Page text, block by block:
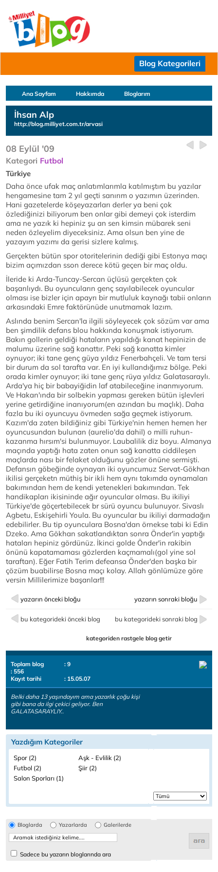
Blog Kategorileri
Ana Sayfam Hakkımda Bloglarım
İhsan Alp
http://blog.milliyet.com.tr/arvasi
08 Eylül '09
Kategori Futbol
Türkiye
Daha önce ufak maç anlatımlarımla katılmıştım bu yazılar
hengamesine tam 2 yıl geçti sanırım o yazımın üzerinden.
Hani gazetelerde köşeyazarları derler ya beni çok
özlediğinizi biliyorum ben onlar gibi demeyi çok isterdim
ama ne yazık ki hepiniz şu an sen kimsin mübarek seni
neden özleyelim diyeceksiniz. Ama olsun ben yine de
yazayım yazımı da gerisi sizlere kalmış.
Gerçekten bütün spor otoritelerinin dediği gibi Estonya maçı
bizim açımızdan sson derece kötü geçen bir maç oldu.
İleride ki Arda-Tuncay-Sercan üçlüsü gerçekten çok
başarılıydı. Bu oyuncuların genç sayılabilecek oyuncular
olması ise bizler için apayrı bir mutluluk kaynağı tabii onların
arkasındaki Emre faktörünüde unutmamak lazım.
Aslında benim Sercan'la ilgili söyleyecek çok sözüm var ama
ben şimdilik defans blou hakkında konuşmak istiyorum.
Bakın gollerin geldiği hataların yapıldığı kanat hepinizin de
malumu üzerine sağ kanattır. Peki sağ kanatta kimler
oynuyor; iki tane genç güya yıldız Fenerbahçeli. Ve tam tersi
bir durum da sol tarafta var. En iyi kullandığımız bölge. Peki
orada kimler oynuyor; iki tane genç rüya yıldız Galatasaraylı.
Arda'ya hiç bir babayiğidin laf atabileceğine inanmıyorum.
Ve Hakan'ında bir solbekin yapması gereken bütün işlevleri
yerine getirdiğine inanıyorum(en azından bu maçlık). Daha
fazla bu iki oyuncuyu övmeden sağa geçmek istiyorum.
Kazım'da zaten bildiğiniz gibi Türkiye'nin hemen hemen her
oyuncusundan bulunan (aurelio'da dahil) o milli ruhun-
kazanma hırsım'si bulunmuyor. Laubalilik diz boyu. Almanya
maçında yaptığı hata zaten onun sağ kanatta ciddileşen
maçlarda nası bir felaket olduğunu gözler önüne sermişti.
Defansın göbeğinde oynayan iki oyuncumuz Servat-Gökhan
ikilisi gerçeketn müthiş bir ikli hem aynı takımda oynamaları
bakımından hem de kendi yetenekleri bakımından. Tek
handikapları ikisininde ağır oyuncular olması. Bu ikiliyi
Türkiye'de göçertebilecek br sürü oyuncu bulunuyor. Sivaslı
Agbetu, Eskişehirli Youla. Bu oyuncular bu ikiliyi darmadağın
edebilirler. Bu tip oyunculara Bosna'dan örnekse tabi ki Edin
Dzeko. Ama Gökhan sakatlandıktan sonra Önder'in yaptığı
hataları hepiniz gördünüz. İkinci golde Önder'in rakibin
önünü kapatamaması gözlerden kaçmamalı(gol yine sol
taraftan). Eğer Fatih Terim defeansa Önder'den başka bir
çözüm buabilirse Bosna maçı kolay. Allah gönlümüze göre
versin Millilerimize başarılar!!!
yazarın önceki bloğu yazarın sonraki bloğu
bu kategorideki önceki blog bu kategorideki sonraki blog
kategoriden rastgele blog getir
Toplam blog
: 9
: 556
Kayıt tarihi
: 15.05.07
Belki daha 13 yaşındayım ama yazarlık çoğu kişi
gibi bana da ilgi çekici geliyor. Ben
GALATASARAYLIY..
Yazdığım Kategoriler
Spor (2)
Aşk - Evlilik (2)
Futbol (2)
Şiir (2)
Salon Sporları (1)
Bloglarda Yazarlarda Galerilerde
Sadece bu yazarın bloglarında ara